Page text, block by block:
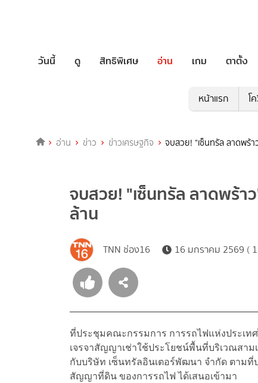
วันนี้ ดู สิทธิพิเศษ อ่าน เกม ตาตั้ง
หน้าแรก โ
อ่าน ข่าว ข่าวเศรษฐกิจ จบสวย! "เซ็นทรัล ลาดพ
จบสวย! "เซ็นทรัล ลาดพร้
ล้าน
TNN ช่อง16 16 มกราคม 2569 (
ที่ประชุมคณะกรรมการ การรถไฟแห่งประเท
เจรจาสัญญาเช่าใช้ประโยชน์พื้นที่บริเวณสาม
กับบริษัท เซ็นทรัลอินเตอร์พัฒนา จำกัด ตามที่
สัญญาที่ดิน ของการรถไฟ ได้เสนอเข้ามา